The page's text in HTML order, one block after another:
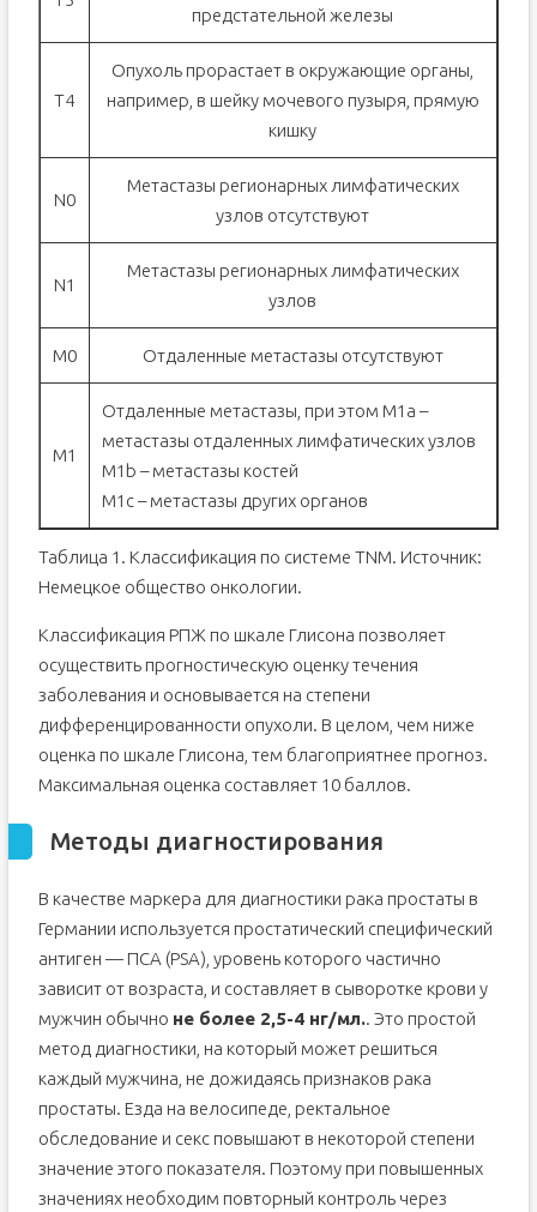
предстательной железы
Т4
Опухоль прорастает в окружающие органы,
например, в шейку мочевого пузыря, прямую
кишку
N0
Метастазы регионарных лимфатических
узлов отсутствуют
N1
Метастазы регионарных лимфатических
узлов
М0 Отдаленные метастазы отсутствуют
М1
Отдаленные метастазы, при этом М1а –
метастазы отдаленных лимфатических узлов
М1b – метастазы костей
М1c – метастазы других органов
Таблица 1. Классификация по системе TNM. Источник:
Немецкое общество онкологии.
Классификация РПЖ по шкале Глисона позволяет
осуществить прогностическую оценку течения
заболевания и основывается на степени
дифференцированности опухоли. В целом, чем ниже
оценка по шкале Глисона, тем благоприятнее прогноз.
Максимальная оценка составляет 10 баллов.
Методы диагностирования
В качестве маркера для диагностики рака простаты в
Германии используется простатический специфический
антиген — ПСА (PSA), уровень которого частично
зависит от возраста, и составляет в сыворотке крови у
мужчин обычно не более 2,5-4 нг/мл.. Это простой
метод диагностики, на который может решиться
каждый мужчина, не дожидаясь признаков рака
простаты. Езда на велосипеде, ректальное
обследование и секс повышают в некоторой степени
значение этого показателя. Поэтому при повышенных
значениях необходим повторный контроль через